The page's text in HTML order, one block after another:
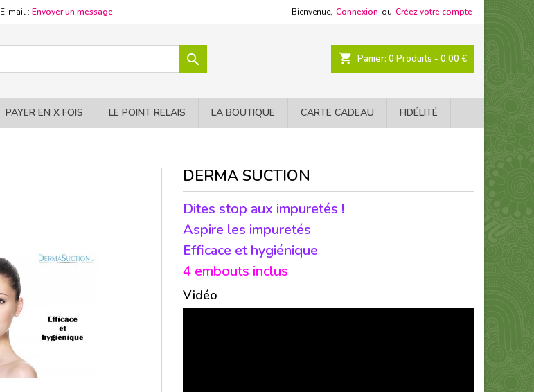
E-mail : Envoyer un message Bienvenue, Connexion ou Créez votre compte
shopping_cart Panier: 0 Produits - 0,00 €

PAYER EN X FOIS LE POINT RELAIS LA BOUTIQUE CARTE CADEAU FIDÉLITÉ
DERMA SUCTION
Dites stop aux impuretés !
Aspire les impuretés
Efficace et hygiénique
4 embouts inclus
Vidéo